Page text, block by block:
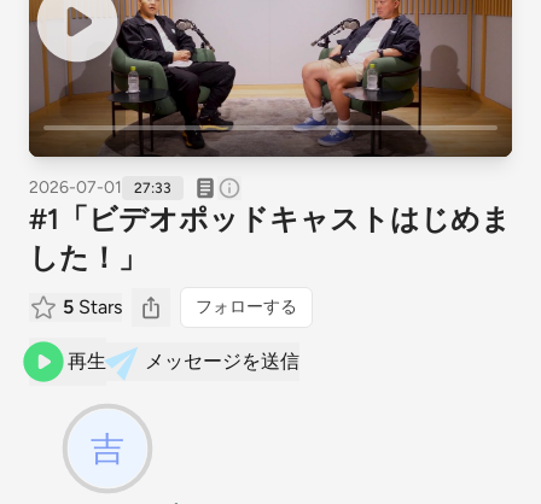
2026-07-01 27:33
#1「ビデオポッドキャストはじめま
した！」
5 Stars フォローする
再生 メッセージを送信